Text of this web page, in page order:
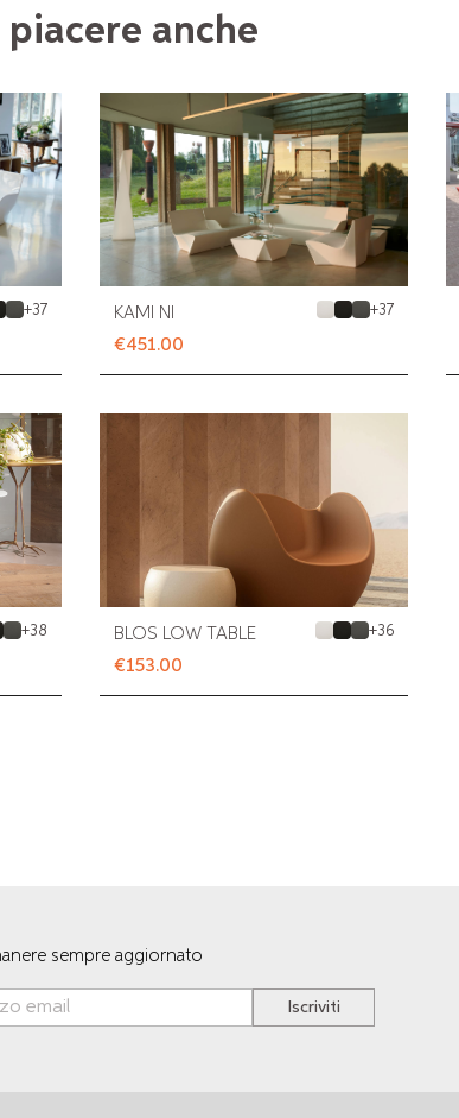
anche
+37 KAMI NI
€451.00
+37
+38 BLOS LOW TABLE
€153.00
+36
sempre aggiornato
Iscriviti